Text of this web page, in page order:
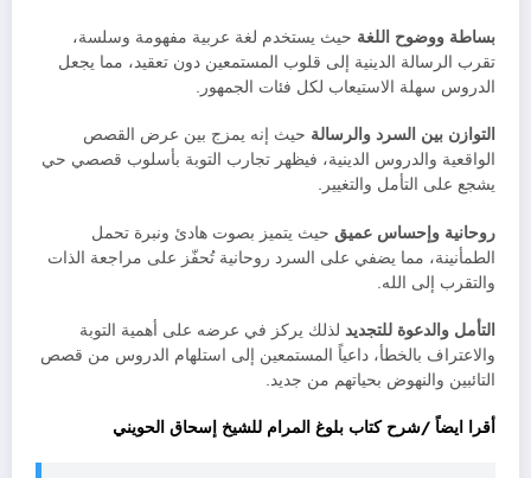
بساطة ووضوح اللغة حيث يستخدم لغة عربية مفهومة وسلسة،
تقرب الرسالة الدينية إلى قلوب المستمعين دون تعقيد، مما يجعل
الدروس سهلة الاستيعاب لكل فئات الجمهور.
التوازن بين السرد والرسالة حيث إنه يمزج بين عرض القصص
الواقعية والدروس الدينية، فيظهر تجارب التوبة بأسلوب قصصي حي
يشجع على التأمل والتغيير.
روحانية وإحساس عميق حيث يتميز بصوت هادئ ونبرة تحمل
الطمأنينة، مما يضفي على السرد روحانية تُحفّز على مراجعة الذات
والتقرب إلى الله.
التأمل والدعوة للتجديد لذلك يركز في عرضه على أهمية التوبة
والاعتراف بالخطأ، داعياً المستمعين إلى استلهام الدروس من قصص
التائبين والنهوض بحياتهم من جديد.
أقرا ايضاً /شرح كتاب بلوغ المرام للشيخ إسحاق الحويني